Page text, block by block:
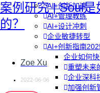
AI+创新加速
AI+管理教练
AI+设计冲刺
企业敏捷转型
AI+创新指南
企业如何
重塑未来
企业深科
加强创新
案例研究 | Soul
的？
Zoe Xu
2022-06-06